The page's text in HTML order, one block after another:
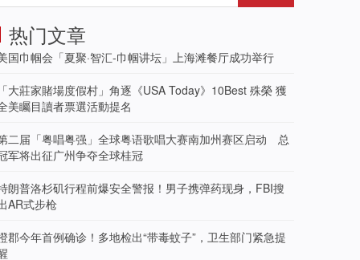
热门文章
国巾帼会「夏聚·智汇-巾帼讲坛」上海滩餐厅成功举行
大莊家賭場度假村」角逐《USA Today》10Best 殊榮 獲
美矚目讀者票選活動提名
二届「粤唱粤强」全球粤语歌唱大赛南加州赛区启动 总
军将出征广州争夺全球桂冠
朗普洛杉矶行程前爆安全警报！男子携弹药现身，FBI搜
AR式步枪
郡今年首例确诊！多地检出“带毒蚊子”，卫生部门紧急提